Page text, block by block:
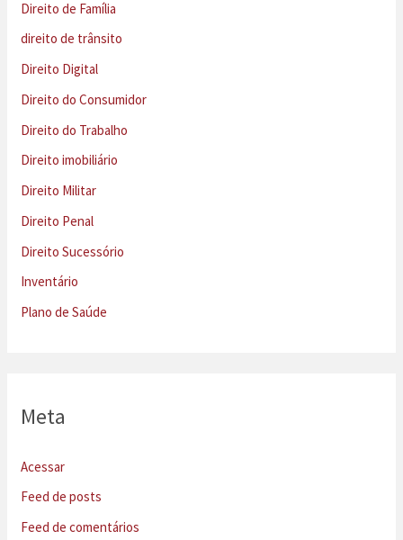
Direito de Família
direito de trânsito
Direito Digital
Direito do Consumidor
Direito do Trabalho
Direito imobiliário
Direito Militar
Direito Penal
Direito Sucessório
Inventário
Plano de Saúde
Meta
Acessar
Feed de posts
Feed de comentários